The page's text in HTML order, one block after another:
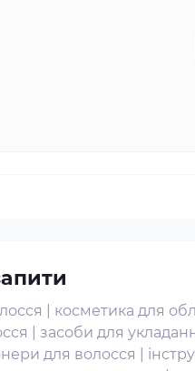
косметика для
засоби для
для волосся